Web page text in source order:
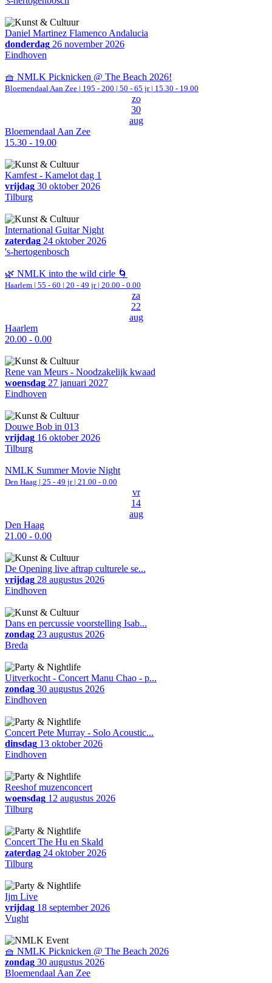
Daniel Martinez Flamenco Andalucia
donderdag 26 november 2026
Eindhoven
🧺 NMLK Picknicken @ The Beach 2026!
Bloemendaal Aan Zee | 195 - 200 | 50 - 65 jr | 15.30 - 19.00
zo
30
aug
Bloemendaal Aan Zee
15.30 - 19.00
Kamfest - Kamelot dag 1
vrijdag 30 oktober 2026
Tilburg
International Guitar Night
zaterdag 24 oktober 2026
's-hertogenbosch
🌿 NMLK into the wild cirle 🌀
Haarlem | 55 - 60 | 20 - 49 jr | 20.00 - 0.00
za
22
aug
Haarlem
20.00 - 0.00
Rene van Meurs - Noodzakelijk kwaad
woensdag 27 januari 2027
Eindhoven
Douwe Bob in 013
vrijdag 16 oktober 2026
Tilburg
NMLK Summer Movie Night
Den Haag | 25 - 49 jr | 21.00 - 0.00
vr
14
aug
Den Haag
21.00 - 0.00
De Opening live aftrap culturele se...
vrijdag 28 augustus 2026
Eindhoven
Dans en percussie voorstelling Isab...
zondag 23 augustus 2026
Breda
Uitverkocht - Concert Manu Chao - p...
zondag 30 augustus 2026
Eindhoven
Concert Pete Murray - Solo Acoustic...
dinsdag 13 oktober 2026
Eindhoven
Reeshof muzenconcert
woensdag 12 augustus 2026
Tilburg
Concert The Hu en Skald
zaterdag 24 oktober 2026
Tilburg
Ijm Live
vrijdag 18 september 2026
Vught
🧺 NMLK Picknicken @ The Beach 2026
zondag 30 augustus 2026
Bloemendaal Aan Zee